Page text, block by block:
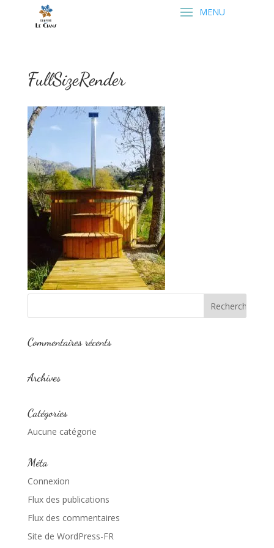
FullSizeRender
Commentaires récents
Archives
Catégories
Aucune catégorie
Méta
Connexion
Flux des publications
Flux des commentaires
Site de WordPress-FR